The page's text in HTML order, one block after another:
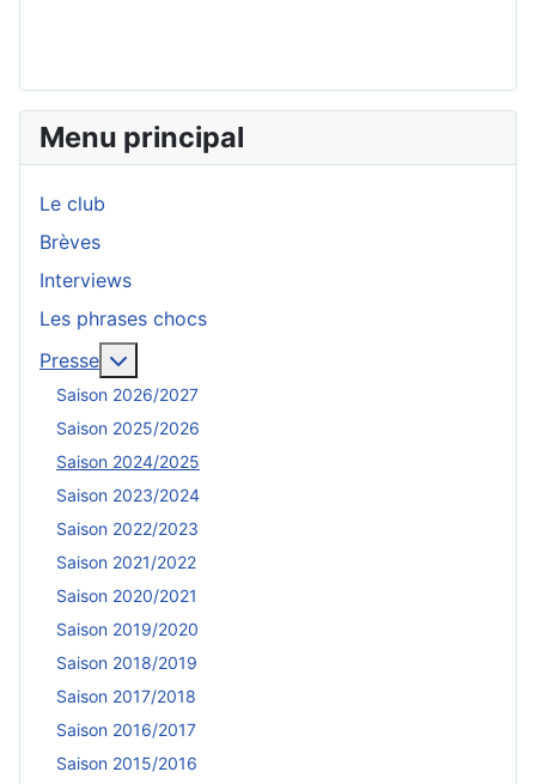
Menu principal
Le club
Brèves
Interviews
Les phrases chocs
Presse
Saison 2026/2027
Saison 2025/2026
Saison 2024/2025
Saison 2023/2024
Saison 2022/2023
Saison 2021/2022
Saison 2020/2021
Saison 2019/2020
Saison 2018/2019
Saison 2017/2018
Saison 2016/2017
Saison 2015/2016